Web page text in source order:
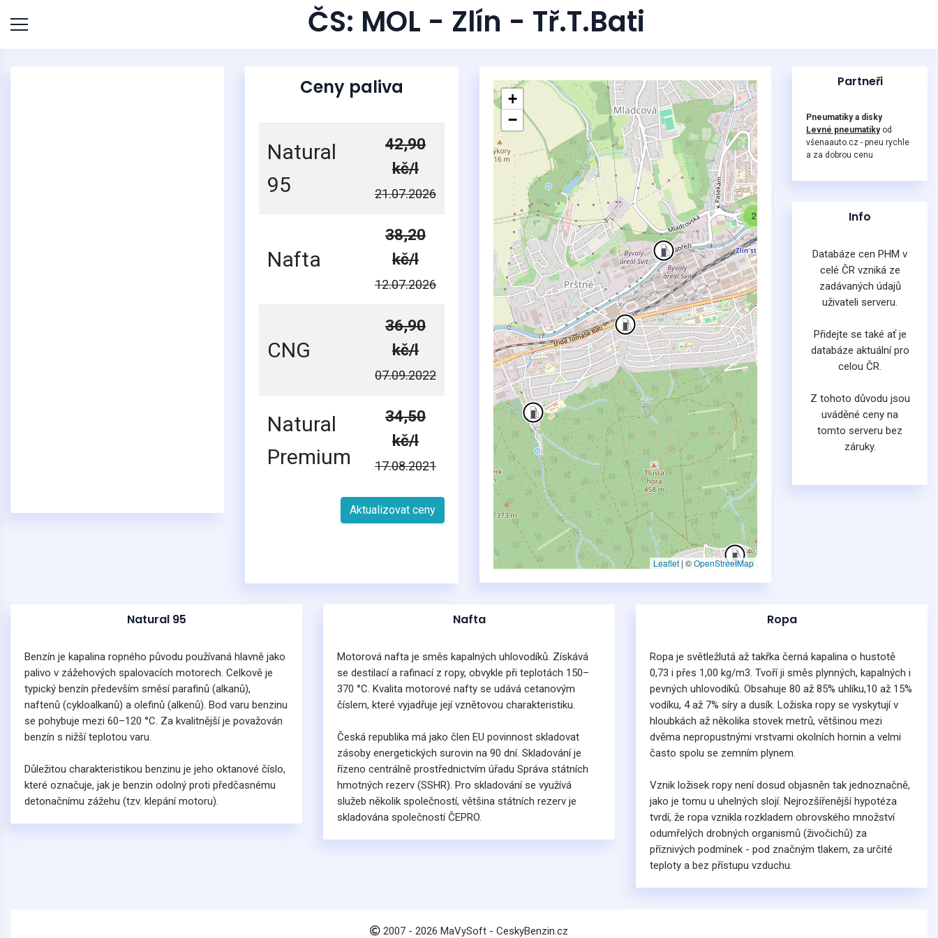
ČS: MOL - Zlín - Tř.T.Bati
Ceny paliva
Natural
95
42,90
kč/l
21.07.2026
Nafta
38,20
kč/l
12.07.2026
CNG
36,90
kč/l
07.09.2022
Natural
Premium
34,50
kč/l
17.08.2021
Aktualizovat ceny
2
+
−
Leaflet | ©OpenStreetMap
Partneři
Pneumatiky a disky
Levné pneumatikyod
všenaauto.cz - pneu rychle
a za dobrou cenu
Info
Databáze cen PHM v
celé ČR vzniká ze
zadávaných údajů
uživateli serveru.
Přidejte se také ať je
databáze aktuální pro
celou ČR.
Z tohoto důvodu jsou
uváděné ceny na
tomto serveru bez
záruky.
Natural 95
Benzín je kapalina ropného původu používaná hlavně jako
palivo v zážehových spalovacích motorech. Celkově je
typický benzín především směsí parafinů (alkanů),
naftenů (cykloalkanů) a olefinů (alkenů). Bod varu benzinu
se pohybuje mezi 60–120 °C. Za kvalitnější je považován
benzín s nižší teplotou varu.
Důležitou charakteristikou benzinu je jeho oktanové číslo,
které označuje, jak je benzin odolný proti předčasnému
detonačnímu zážehu (tzv. klepání motoru).
Nafta
Motorová nafta je směs kapalných uhlovodíků. Získává
se destilací a rafinací z ropy, obvykle při teplotách 150–
370 °C. Kvalita motorové nafty se udává cetanovým
číslem, které vyjadřuje její vznětovou charakteristiku.
Česká republika má jako člen EU povinnost skladovat
zásoby energetických surovin na 90 dní. Skladování je
řízeno centrálně prostřednictvím úřadu Správa státních
hmotných rezerv (SSHR). Pro skladování se využívá
služeb několik společností, většina státních rezerv je
skladována společností ČEPRO.
Ropa
Ropa je světležlutá až takřka černá kapalina o hustotě
0,73 i přes 1,00 kg/m3. Tvoří ji směs plynných, kapalných i
pevných uhlovodíků. Obsahuje 80 až 85% uhlíku,10 až 15%
vodíku, 4 až 7% síry a dusík. Ložiska ropy se vyskytují v
hloubkách až několika stovek metrů, většinou mezi
dvěma nepropustnými vrstvami okolních hornin a velmi
často spolu se zemním plynem.
Vznik ložisek ropy není dosud objasněn tak jednoznačně,
jako je tomu u uhelných slojí. Nejrozšířenější hypotéza
tvrdí, že ropa vznikla rozkladem obrovského množství
odumřelých drobných organismů (živočichů) za
příznivých podmínek - pod značným tlakem, za určité
teploty a bez přístupu vzduchu.
2007 - 2026 MaVySoft - CeskyBenzin.cz